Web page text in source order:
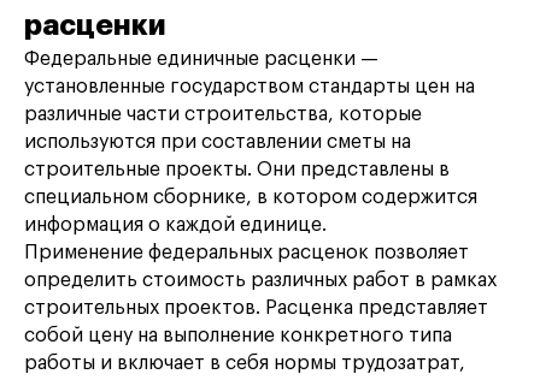
расценки
Федеральные единичные расценки —
установленные государством стандарты цен на
различные части строительства, которые
используются при составлении сметы на
строительные проекты. Они представлены в
специальном сборнике, в котором содержится
информация о каждой единице.
Применение федеральных расценок позволяет
определить стоимость различных работ в рамках
строительных проектов. Расценка представляет
собой цену на выполнение конкретного типа
работы и включает в себя нормы трудозатрат,